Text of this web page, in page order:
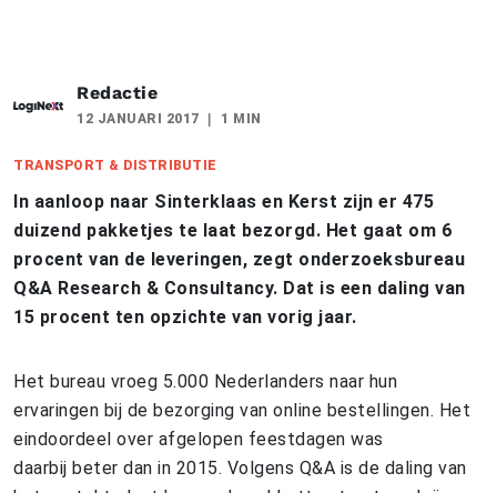
Redactie
12 JANUARI 2017 1 MIN
TRANSPORT & DISTRIBUTIE
In aanloop naar Sinterklaas en Kerst zijn er 475
duizend pakketjes te laat bezorgd. Het gaat om 6
procent van de leveringen, zegt onderzoeksbureau
Q&A Research & Consultancy. Dat is een daling van
15 procent ten opzichte van vorig jaar.
Het bureau vroeg 5.000 Nederlanders naar hun
ervaringen bij de bezorging van online bestellingen. Het
eindoordeel over afgelopen feestdagen was
daarbij beter dan in 2015. Volgens Q&A is de daling van